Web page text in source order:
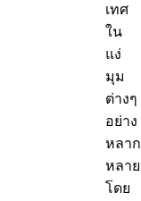
เทศ
ใน
แง่
มุม
ต่างๆ
อย่าง
หลาก
หลาย
โดย